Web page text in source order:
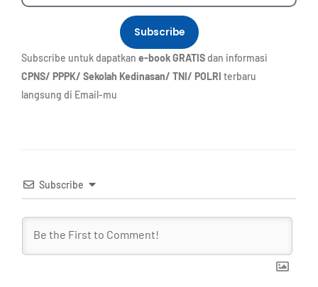
Subscribe
Subscribe untuk dapatkan e-book GRATISdan informasi
CPNS/ PPPK/ Sekolah Kedinasan/ TNI/ POLRI terbaru
langsung di Email-mu
Subscribe